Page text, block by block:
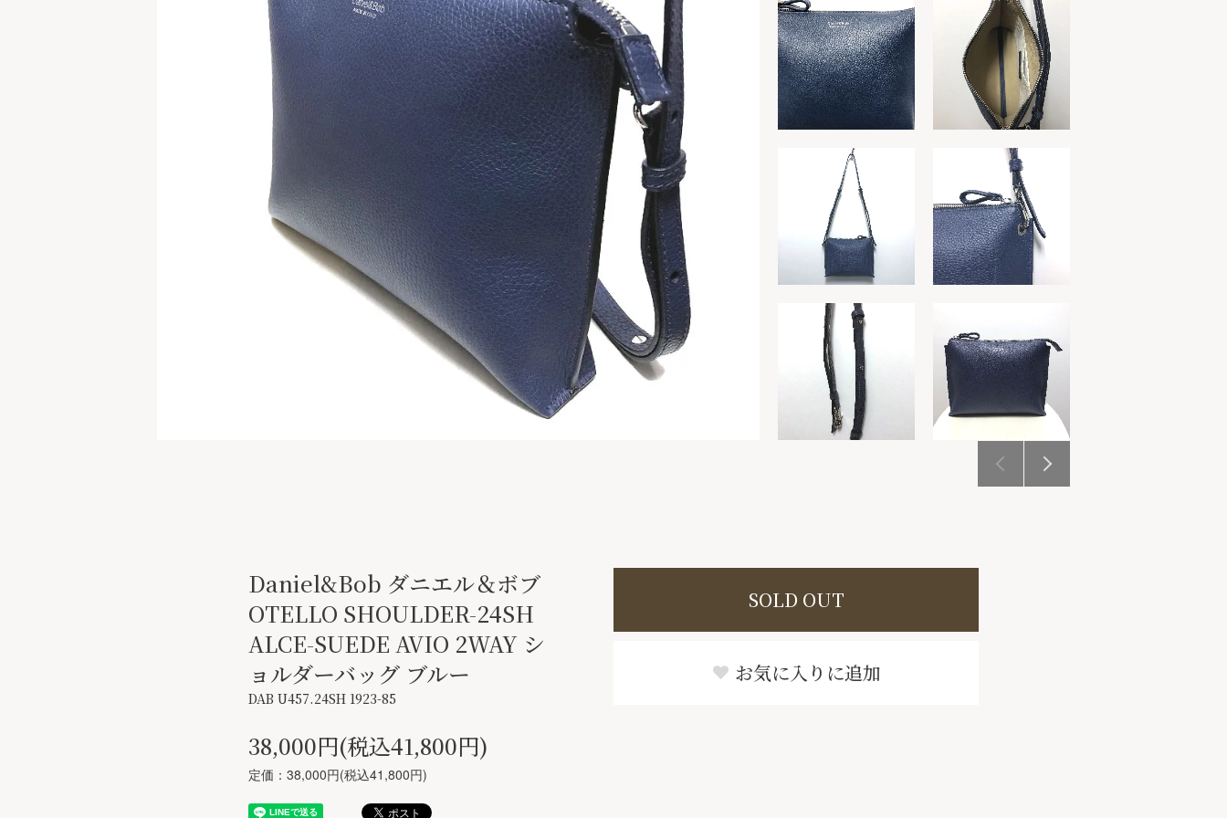
Daniel&Bob ダニエル＆ボブ
OTELLO SHOULDER-24SH
ALCE-SUEDE AVIO 2WAY シ
ョルダーバッグ ブルー
DAB U457.24SH 1923-85
38,000円(税込41,800円)
定価：38,000円(税込41,800円)
SOLD OUT
お気に入りに追加